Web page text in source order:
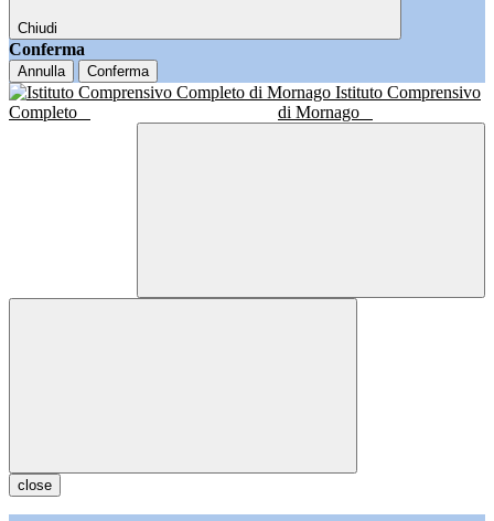
Chiudi
Conferma
Annulla Conferma
Istituto Comprensivo
Completo
di Mornago
close